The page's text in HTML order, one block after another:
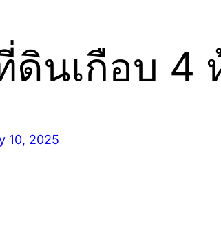
ดินเกือบ 4
10, 2025